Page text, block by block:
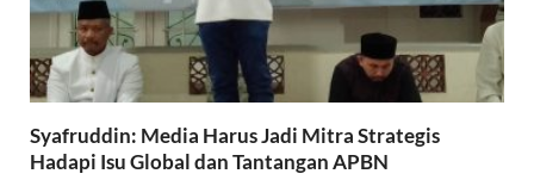
Syafruddin: Media Harus Jadi Mitra Strategis
Hadapi Isu Global dan Tantangan APBN